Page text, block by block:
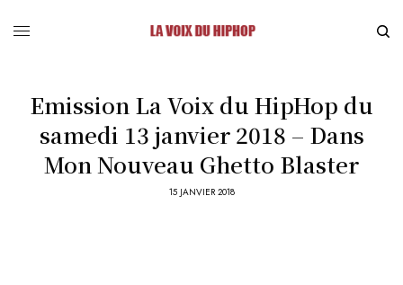
Emission La Voix du HipHop du
samedi 13 janvier 2018 – Dans
Mon Nouveau Ghetto Blaster
15 JANVIER 2018